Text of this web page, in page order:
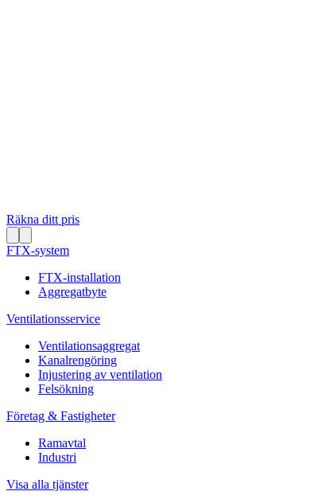
Räkna ditt pris
FTX-system
FTX-installation
Aggregatbyte
Ventilationsservice
Ventilationsaggregat
Kanalrengöring
Injustering av ventilation
Felsökning
Företag & Fastigheter
Ramavtal
Industri
Visa alla tjänster